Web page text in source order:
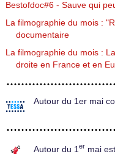
Bestofdoc#6 - Sauve qui
La filmographie du mois :
documentaire
La filmographie du mois :
droite en France et en
Autour du 1er mai
Autour du 1 er mai